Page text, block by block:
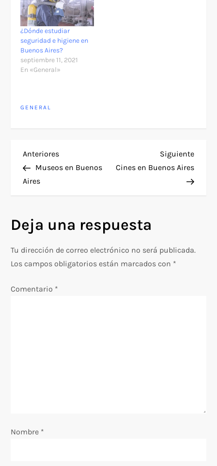
¿Dónde estudiar
seguridad e higiene en
Buenos Aires?
septiembre 11, 2021
En «General»
GENERAL
N
a
e
g
a
c
e
Entrada
anterior
Anteriores
Museos en Buenos
Aires
Siguiente
Cines en Buenos Aires
Deja una respuesta
Tu dirección de correo electrónico no será publicada.
Los campos obligatorios están marcados con *
Comentario *
Nombre *